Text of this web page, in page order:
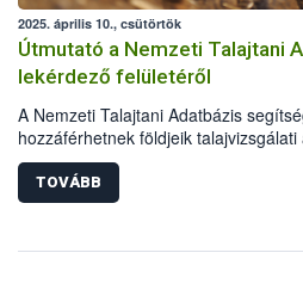
2025. április 10., csütörtök
Útmutató a Nemzeti Talajtani
lekérdező felületéről
A Nemzeti Talajtani Adatbázis
hozzáférhetnek földjeik
azok állapotát. A
rendelkezzen a Magyar
Nébih rövid útmutatóval is segíti az
TOVÁBB